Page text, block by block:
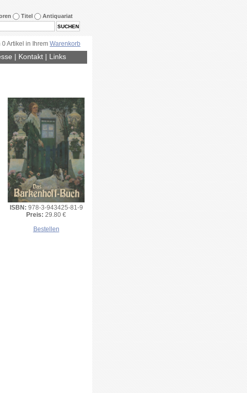
Titel Antiquariat
Artikel in Ihrem Warenkorb
| Kontakt| Links
ISBN: 978-3-943425-81-9
Preis: 29.80 €
Bestellen